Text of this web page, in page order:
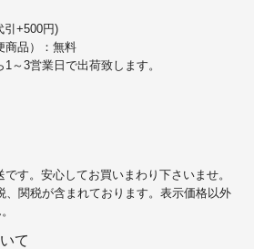
引+500円)
商品）：無料
～3営業日で出荷致します。
す。安心してお買いまわり下さいませ。
、関税が含まれております。表示価格以外
て